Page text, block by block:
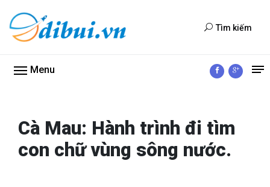
Tìm kiếm
Menu
Cà Mau: Hành trình đi tìm
con chữ vùng sông nước.